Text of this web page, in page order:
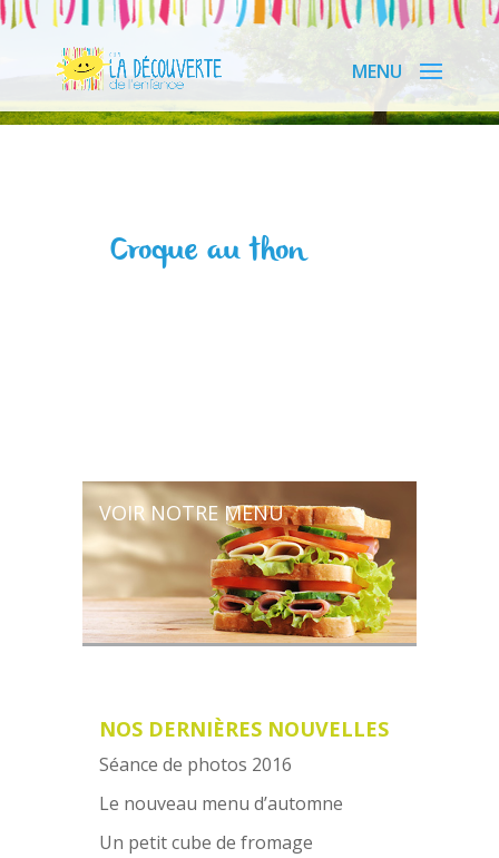
Croque au thon
VOIR NOTRE MENU
NOS DERNIÈRES NOUVELLES
Séance de photos 2016
Le nouveau menu d’automne
Un petit cube de fromage